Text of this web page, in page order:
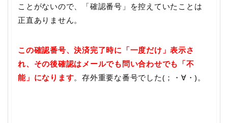
ことがないので、「確認番号」を控えていたことは
正直ありません。
この確認番号、決済完了時に「一度だけ」表示さ
れ、その後確認はメールでも問い合わせでも「不
能」になります。存外重要な番号でした(；・∀・)。